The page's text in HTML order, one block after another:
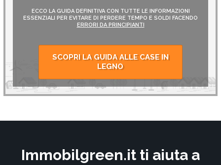
ECCO LA GUIDA DEFINITIVA CON TUTTE LE INFORMAZIONI
ESSENZIALI PER EVITARE DI PERDERE TEMPO E SOLDI FACENDO
ERRORI DA PRINCIPIANTI
SCOPRI LA GUIDA ALLE CASE IN
LEGNO
Immobilgreen.it ti aiuta a